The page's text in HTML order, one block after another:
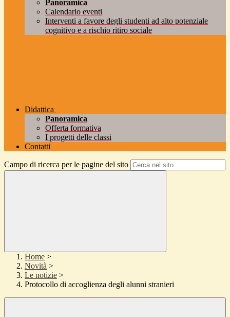
Panoramica
Calendario eventi
Interventi a favore degli studenti ad alto potenziale
cognitivo e a rischio ritiro sociale
Didattica
Panoramica
Offerta formativa
I progetti delle classi
Contatti
Campo di ricerca per le pagine del sito
Home >
Novità >
Le notizie >
Protocollo di accoglienza degli alunni stranieri